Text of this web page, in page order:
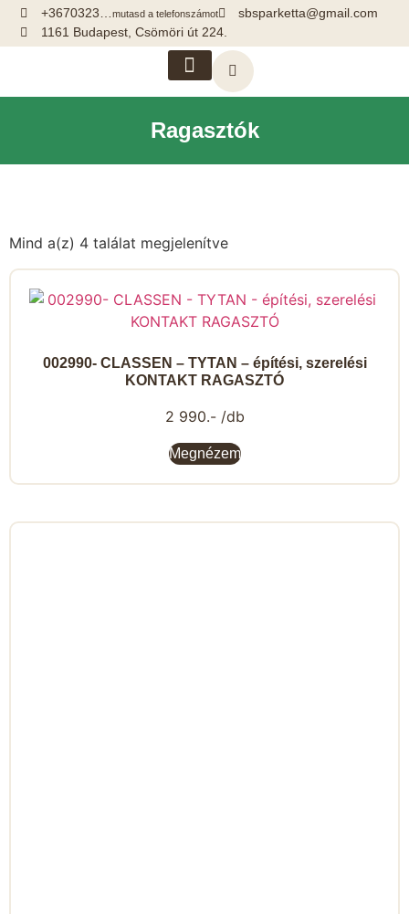
+3670323…mutasd a telefonszámot
sbsparketta@gmail.com
1161 Budapest, Csömöri út 224.
Ragasztók
Mind a(z) 4 találat megjelenítve
002990- CLASSEN – TYTAN – építési, szerelési
KONTAKT RAGASZTÓ
2 990.- /db
Megnézem